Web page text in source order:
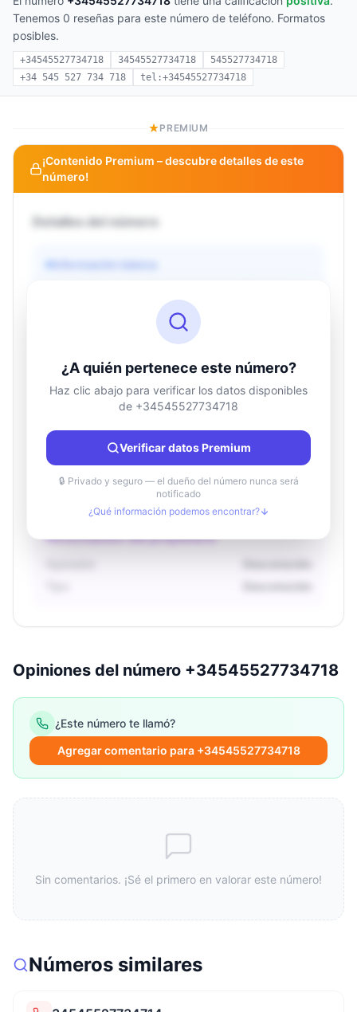
Tenemos 0 reseñas para este número de teléfono. Formatos
posibles.
+34545527734718 34545527734718
545527734718
+34 545 527 734 718
tel:+34545527734718
PREMIUM
¡Contenido Premium – descubre detalles de este
número!
Detalles del número
Información básica
Información de ubicación
País
Desconocido
Ciudad
Desconocido
Región
Desconocido
Información del propietario
¿A quién pertenece este número?
Haz clic abajo para verificar los datos disponibles
de +34545527734718
Verificar datos Premium
🔒 Privado y seguro — el dueño del número nunca será
notificado
¿Qué información podemos encontrar?
Opiniones del número +34545527734718
¿Este número te llamó?
Agregar comentario para +34545527734718
Sin comentarios. ¡Sé el primero en valorar este número!
Números similares